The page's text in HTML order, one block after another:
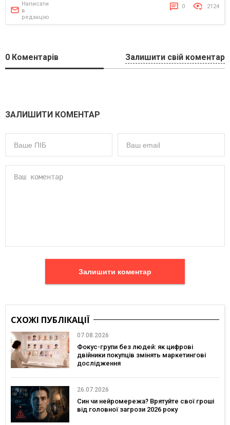
Написати
в
редакцію
0 2124
0 Коментарів Залишити свій коментар
ЗАЛИШИТИ КОМЕНТАР
Залишити коментар
СХОЖІ ПУБЛІКАЦІЇ
07.08.2026
Фокус-групи без людей: як цифрові
двійники покупців змінять маркетингові
дослідження
26.07.2026
Син чи нейромережа? Врятуйте свої гроші
від головної загрози 2026 року